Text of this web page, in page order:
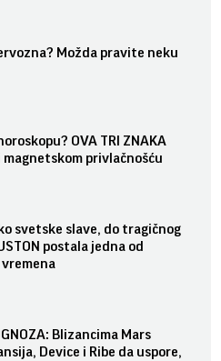
Možda pravite neku
OVA TRI ZNAKA
privlačnošću
svetske slave, do tragičnog
postala jedna od
Blizancima Mars
Device i Ribe da uspore,